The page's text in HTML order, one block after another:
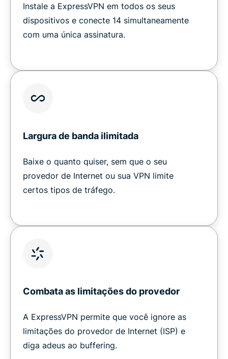
Instale a ExpressVPN em todos os seus
dispositivos e conecte 14 simultaneamente
com uma única assinatura.
Largura de banda ilimitada
Baixe o quanto quiser, sem que o seu
provedor de Internet ou sua VPN limite
certos tipos de tráfego.
Combata as limitações do provedor
A ExpressVPN permite que você ignore as
limitações do provedor de Internet (ISP) e
diga adeus ao buffering.